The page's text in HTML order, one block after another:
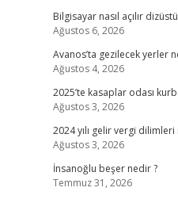
Bilgisayar nasıl açılır
Ağustos 6, 2026
Avanos’ta gezilecek yerler
Ağustos 4, 2026
2025’te kasaplar odası
Ağustos 3, 2026
2024 yılı gelir vergi
Ağustos 3, 2026
İnsanoğlu beşer nedir ?
Temmuz 31, 2026